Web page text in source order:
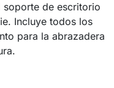
soporte de escritorio
Incluye todos los
para la abrazadera